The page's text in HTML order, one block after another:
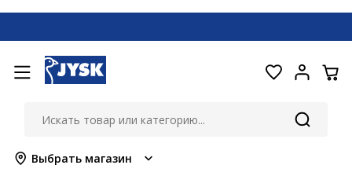
Выбрать магазин